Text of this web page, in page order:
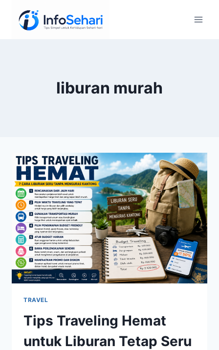
content
liburan murah
TRAVEL
Tips Traveling Hemat
untuk Liburan Tetap Seru